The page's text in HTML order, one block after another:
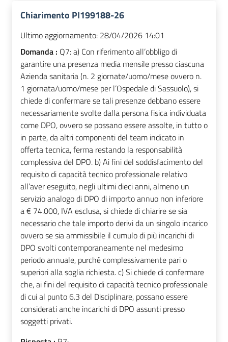
Chiarimento PI199188-26
Ultimo aggiornamento: 28/04/2026 14:01
Domanda : Q7: a) Con riferimento all’obbligo di
garantire una presenza media mensile presso ciascuna
Azienda sanitaria (n. 2 giornate/uomo/mese ovvero n.
1 giornata/uomo/mese per l’Ospedale di Sassuolo), si
chiede di confermare se tali presenze debbano essere
necessariamente svolte dalla persona fisica individuata
come DPO, ovvero se possano essere assolte, in tutto o
in parte, da altri componenti del team indicato in
offerta tecnica, ferma restando la responsabilità
complessiva del DPO. b) Ai fini del soddisfacimento del
requisito di capacità tecnico professionale relativo
all’aver eseguito, negli ultimi dieci anni, almeno un
servizio analogo di DPO di importo annuo non inferiore
a € 74.000, IVA esclusa, si chiede di chiarire se sia
necessario che tale importo derivi da un singolo incarico
ovvero se sia ammissibile il cumulo di più incarichi di
DPO svolti contemporaneamente nel medesimo
periodo annuale, purché complessivamente pari o
superiori alla soglia richiesta. c) Si chiede di confermare
che, ai fini del requisito di capacità tecnico professionale
di cui al punto 6.3 del Disciplinare, possano essere
considerati anche incarichi di DPO assunti presso
soggetti privati.